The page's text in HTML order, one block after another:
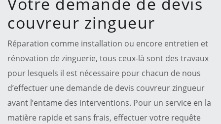
couvreur zingueur
Réparation comme installation ou encore entretien et
rénovation de zinguerie, tous ceux-là sont des travaux
pour lesquels il est nécessaire pour chacun de nous
d’effectuer une demande de devis couvreur zingueur
avant l’entame des interventions. Pour un service en la
matière rapide et sans frais, effectuer votre requête